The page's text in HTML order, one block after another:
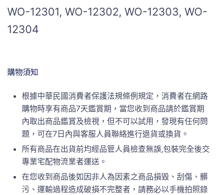
WO-12301, WO-12302, WO-12303, WO-
12304
購物須知
根據中華民國消費者保護法規條例規定，消費者在網路
購物時享有商品7天鑑賞期，當您收到商品請於鑑賞期
內取出商品鑑賞及檢視，但不可以試用，發現有任何問
題，可在7日內與客服人員聯絡進行退貨或換貨。
所有商品在出貨前均經品管人員檢查無誤,包裝完全後交
專業宅配物流業者運送。
在您收到商品後如因非人為因素之商品損毀、刮傷、髒
污、運輸過程造成破損不完整者，請務必以手機拍照錄